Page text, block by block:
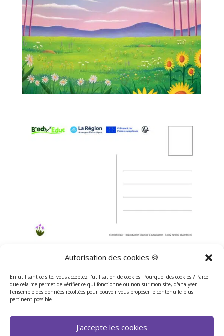
Autorisation des cookies 🍪
En utilisant ce site, vous acceptez l'utilisation de cookies. Pourquoi des cookies ? Parce
que cela me permet de vérifier ce qui fonctionne ou non sur mon site, d'analyser
l'ensemble des données récoltées pour pouvoir vous proposer le contenu le plus
pertinent possible !
J'accepte les cookies
Retour au portfolio